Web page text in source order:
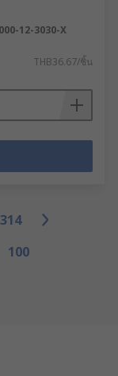
12-3030-X
THB36.67/ชิ้น
314
100